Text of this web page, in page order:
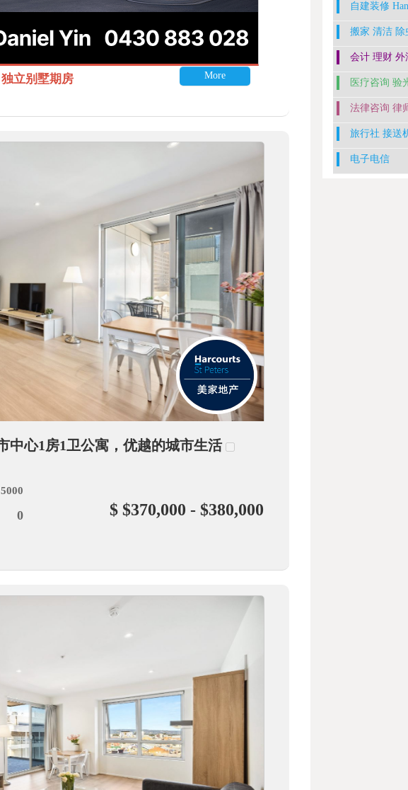
立别墅期房 More
中心1房1卫公寓，优越的城市生活
0 $ $370,000 - $380,000
自建装修
搬家 清洁 除
会计 理财 外
医疗咨询 验
法律咨询 律
旅行社 接送
电子电信